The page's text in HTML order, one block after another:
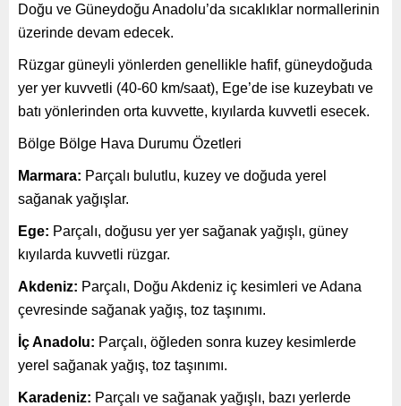
Doğu ve Güneydoğu Anadolu’da sıcaklıklar normallerinin
üzerinde devam edecek.
Rüzgar güneyli yönlerden genellikle hafif, güneydoğuda
yer yer kuvvetli (40-60 km/saat), Ege’de ise kuzeybatı ve
batı yönlerinden orta kuvvette, kıyılarda kuvvetli esecek.
Bölge Bölge Hava Durumu Özetleri
Marmara: Parçalı bulutlu, kuzey ve doğuda yerel
sağanak yağışlar.
Ege: Parçalı, doğusu yer yer sağanak yağışlı, güney
kıyılarda kuvvetli rüzgar.
Akdeniz: Parçalı, Doğu Akdeniz iç kesimleri ve Adana
çevresinde sağanak yağış, toz taşınımı.
İç Anadolu: Parçalı, öğleden sonra kuzey kesimlerde
yerel sağanak yağış, toz taşınımı.
Karadeniz: Parçalı ve sağanak yağışlı, bazı yerlerde